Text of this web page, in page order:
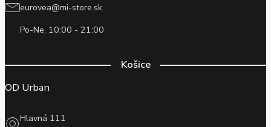
eurovea@mi-store.sk
Po-Ne, 10:00 - 21:00
Košice
OD Urban
Hlavná 111